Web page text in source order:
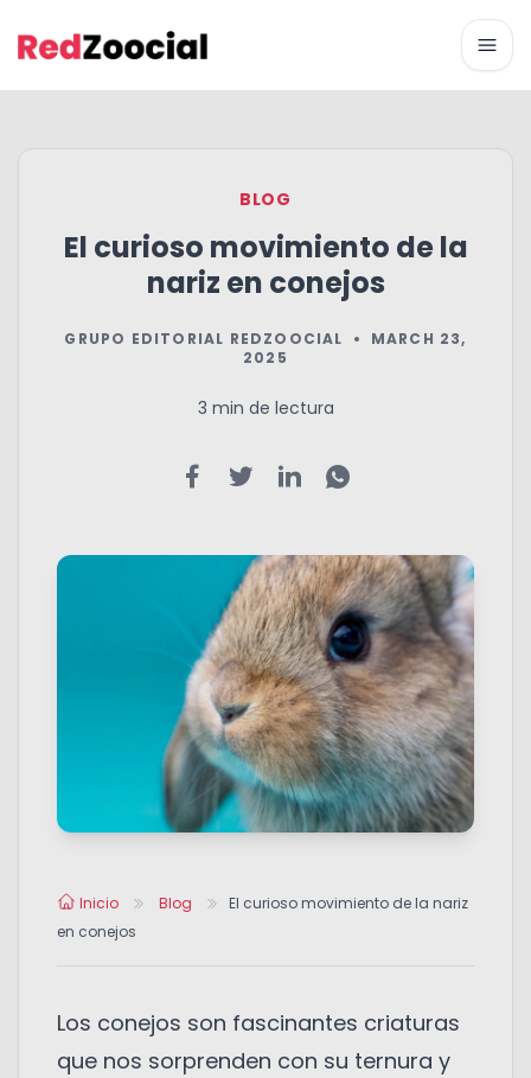
BLOG
El curioso movimiento de la
nariz en conejos
GRUPO EDITORIAL REDZOOCIAL •
MARCH 23,
2025
3 min de lectura
Inicio Blog
El curioso movimiento de la nariz
en conejos
Los conejos son fascinantes criaturas
que nos sorprenden con su ternura y